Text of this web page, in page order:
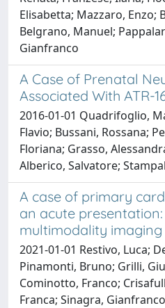
Elisabetta; Mazzaro, Enzo;
Belgrano, Manuel;
Gianfranco
A Case of Prenatal
Associated With ATR-
2016-01-01 Quadrifoglio,
Flavio; Bussani, Rossana;
Floriana; Grasso,
Alberico, Salvatore;
A case of primary
an acute
multimodality imaging
2021-01-01 Restivo, Luca;
Pinamonti, Bruno; Grilli,
Cominotto, Franco;
Franca; Sinagra,